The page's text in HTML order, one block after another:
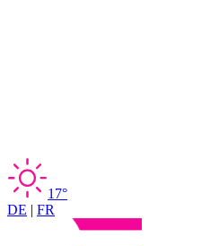
17°
DE | FR